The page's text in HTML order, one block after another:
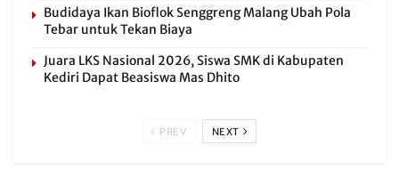
Budidaya Ikan Bioflok Senggreng Malang Ubah Pola
Tebar untuk Tekan Biaya
Juara LKS Nasional 2026, Siswa SMK di Kabupaten
Kediri Dapat Beasiswa Mas Dhito
PREV NEXT